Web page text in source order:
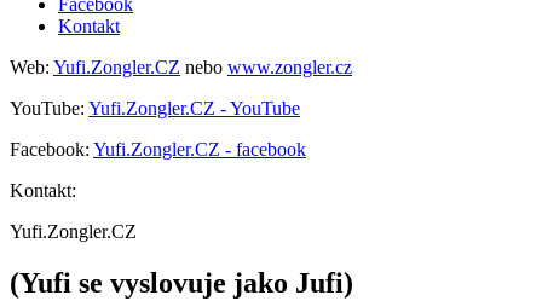
Facebook
Kontakt
Web: Yufi.Zongler.CZ nebo www.zongler.cz
YouTube: Yufi.Zongler.CZ - YouTube
Facebook: Yufi.Zongler.CZ - facebook
Kontakt:
Yufi.Zongler.CZ
(Yufi se vyslovuje jako Jufi)